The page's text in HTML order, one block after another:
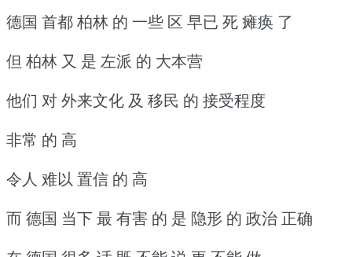
德国 首都 柏林 的 一些 区 早已 死 瘫痪 了
但 柏林 又 是 左派 的 大本营
他们 对 外来文化 及 移民 的 接受程度
非常 的 高
令人 难以 置信 的 高
而 德国 当下 最 有害 的 是 隐形 的 政治 正确